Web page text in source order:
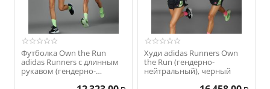
Футболка Own the Run
adidas Runners с длинным
рукавом (гендерно-
Худи adidas Runners Own
the Run (гендерно-
нейтральный), черный